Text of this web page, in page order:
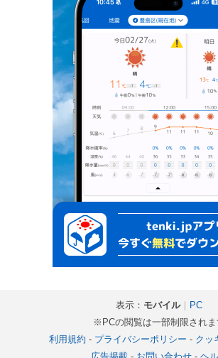
表示： モバイル｜ PC
※PCの閲覧は一部制限されま
利用規約 - プライバシーポリシー - クッ